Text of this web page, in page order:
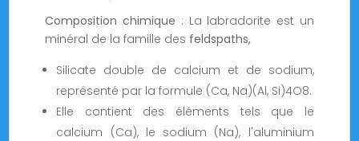
Composition chimique : La labradorite est un
minéral de la famille des feldspaths,
Silicate double de calcium et de sodium,
représenté par la formule (Ca, Na)(Al, Si)4O8.
Elle contient des éléments tels que le
calcium (Ca), le sodium (Na), l'aluminium